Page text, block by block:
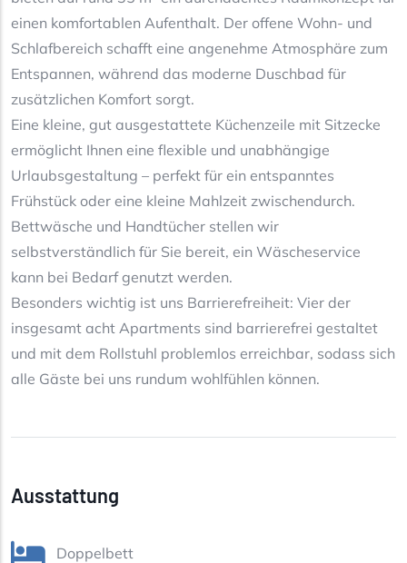
einen komfortablen Aufenthalt. Der offene Wohn- und
Schlafbereich schafft eine angenehme Atmosphäre zum
Entspannen, während das moderne Duschbad für
zusätzlichen Komfort sorgt.
Eine kleine, gut ausgestattete Küchenzeile mit Sitzecke
ermöglicht Ihnen eine flexible und unabhängige
Urlaubsgestaltung – perfekt für ein entspanntes
Frühstück oder eine kleine Mahlzeit zwischendurch.
Bettwäsche und Handtücher stellen wir
selbstverständlich für Sie bereit, ein Wäscheservice
kann bei Bedarf genutzt werden.
Besonders wichtig ist uns Barrierefreiheit: Vier der
insgesamt acht Apartments sind barrierefrei gestaltet
und mit dem Rollstuhl problemlos erreichbar, sodass sich
alle Gäste bei uns rundum wohlfühlen können.
Ausstattung
Doppelbett